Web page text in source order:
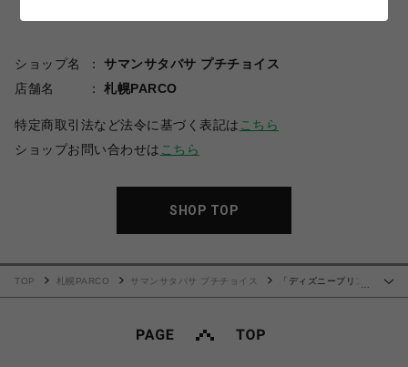
ショップ名
サマンサタバサ プチチョイス
店舗名
札幌PARCO
特定商取引法など法令に基づく表記は こちら
ショップお問い合わせは こちら
SHOP TOP
…
TOP 札幌PARCO サマンサタバサ プチチョイス
「ディズニープリン